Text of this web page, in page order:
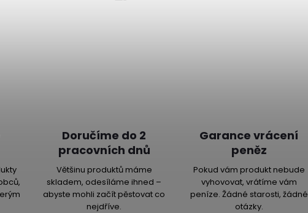
Doručíme do 2
pracovních dnů
Většinu produktů máme
skladem, odesíláme ihned –
abyste mohli začít pěstovat co
nejdříve.
Garance vrácení
peněz
Pokud vám produkt nebude
vyhovovat, vrátíme vám
peníze. Žádné starosti, žádné
otázky.